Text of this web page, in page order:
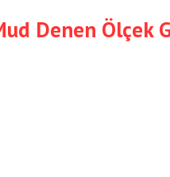
Denen Ölçek